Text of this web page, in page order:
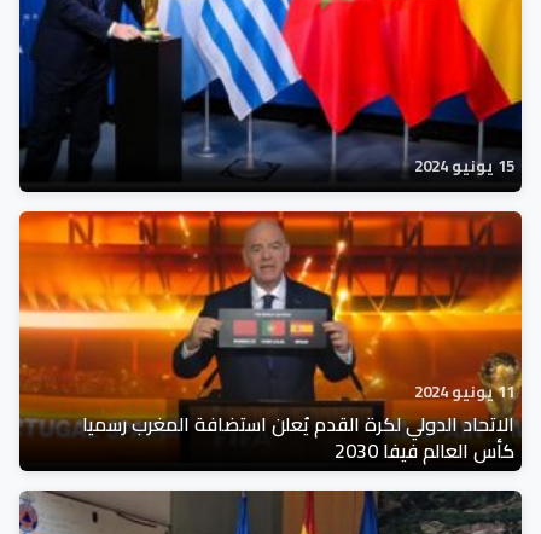
15 يونيو 2024
11 يونيو 2024
الاتحاد الدولي لكرة القدم يُعلن استضافة المغرب رسميا
كأس العالم فيفا 2030